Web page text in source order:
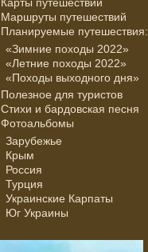
Маршруты путешествий
Планируемые путешествия:
«Зимние походы 2022»
«Летние походы 2022»
«Походы выходного дня»
Полезное для туристов
Стихи и бардовская песня
Фотоальбомы
Зарубежье
Крым
Россия
Турция
Украинские Карпаты
Юг Украины